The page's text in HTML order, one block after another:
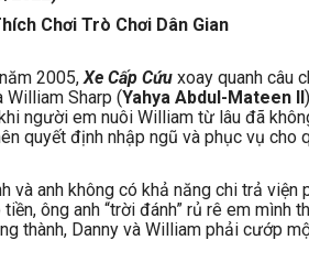
Chơi Trò Chơi Dân Gian
2005,Xe Cấp Cứu xoay quanh câu
William Sharp (Yahya Abdul-Mateen II
người em nuôi William từ lâu đã
quyết định nhập ngũ và phục vụ cho
và anh không có khả năng chi trả viện
ông anh “trời đánh” rủ rê em mình
thành, Danny và William phải cướp